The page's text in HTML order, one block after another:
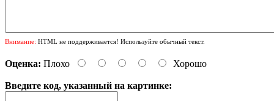
Внимание: HTML не поддерживается! Используйте обычный текст.
Оценка: Плохо Хорошо
Введите код, указанный на картинке: